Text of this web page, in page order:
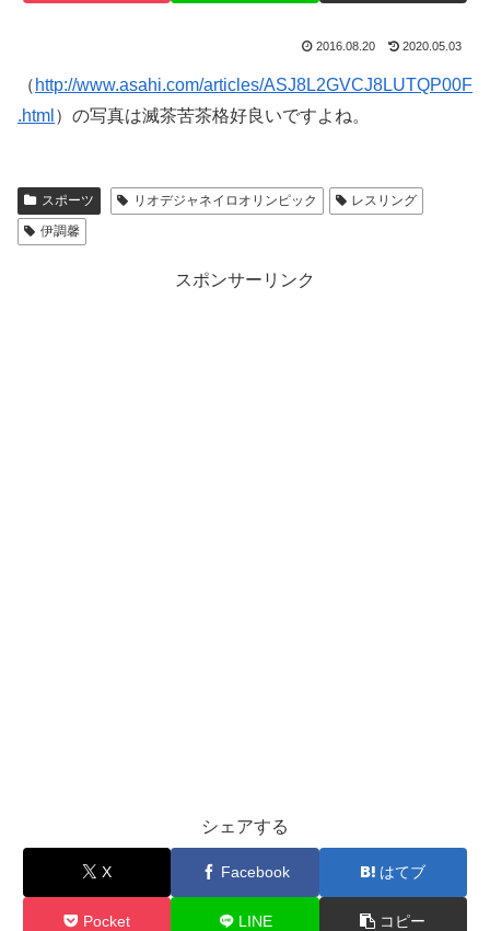
2016.08.20 2020.05.03
（ http://www.asahi.com/articles/ASJ8L2GVCJ8LUTQP00F
.html ）の写真は滅茶苦茶格好良いですよね。
スポーツ リオデジャネイロオリンピック
レスリング
伊調馨
スポンサーリンク
シェアする
X Facebook はてブ
Pocket LINE コピー